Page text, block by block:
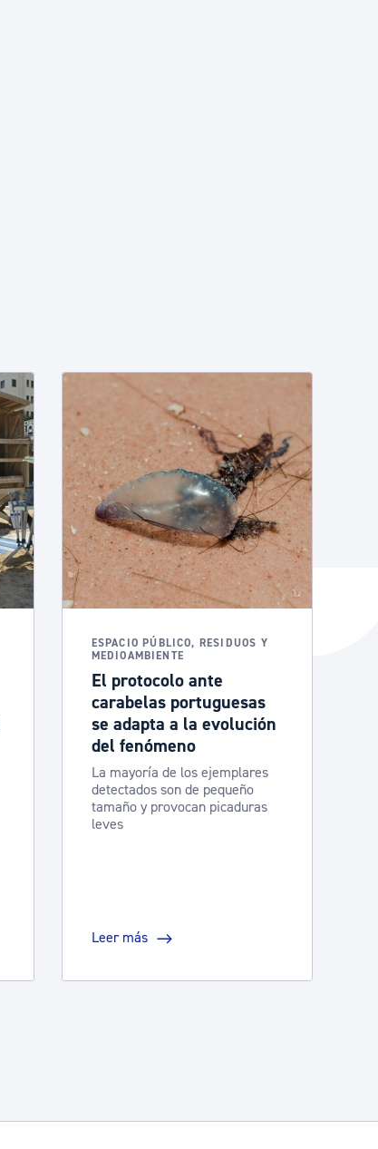
ESPACIO PÚBLICO, RESIDUOS Y
MEDIOAMBIENTE
El protocolo ante
carabelas portuguesas
se adapta a la evolución
del fenómeno
La mayoría de los ejemplares
detectados son de pequeño
tamaño y provocan picaduras
leves
Leer más